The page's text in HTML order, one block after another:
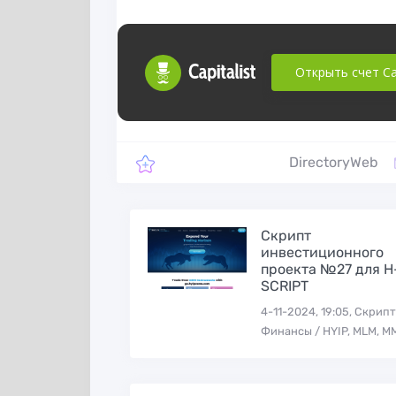
Открыть счет
DirectoryWeb
Скрипт
инвестиционного
проекта №27 для
SCRIPT
4-11-2024, 19:05,
Финансы / HYIP, MLM,
программы в
Скрипт системы
приема
Bootpay